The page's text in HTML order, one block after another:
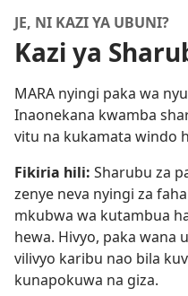
JE, NI KAZI YA UBUNI?
Kazi ya
MARA nyingi paka wa
Inaonekana kwamba
vitu na kukamata windo
Fikiria hili: Sharubu za
zenye neva nyingi za
mkubwa wa kutambua
hewa. Hivyo, paka wana
vilivyo karibu nao bila
kunapokuwa na giza.